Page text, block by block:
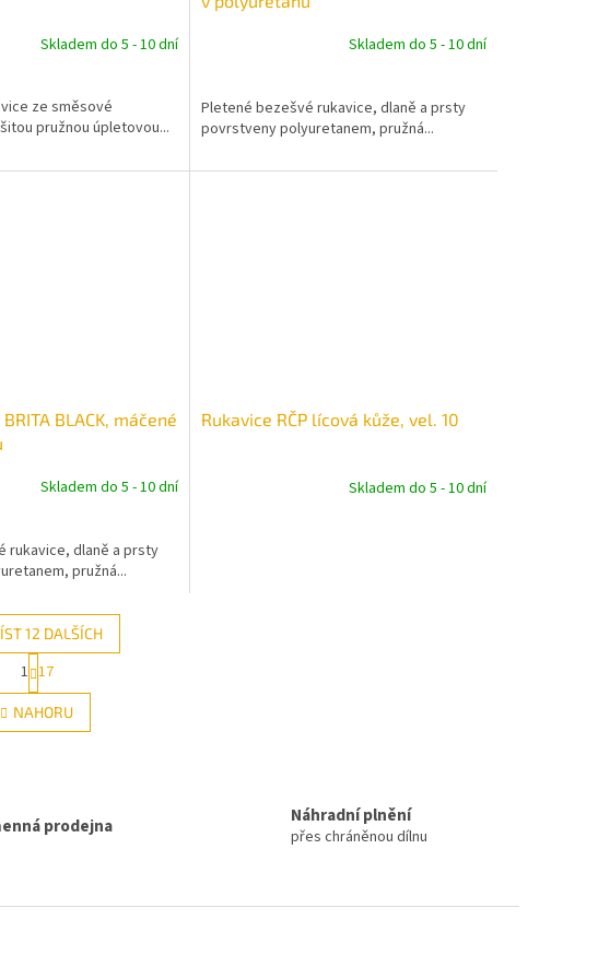
Skladem do 5 - 10 dní
ze směsové
pružnou úpletovou...
Skladem do 5 - 10 dní
Pletené bezešvé rukavice, dlaně a prsty
povrstveny polyuretanem, pružná...
BLACK, máčené
Skladem do 5 - 10 dní
rukavice, dlaně a prsty
pružná...
Rukavice RČP lícová kůže, vel. 10
Skladem do 5 - 10 dní
O
v
l
í
k
12 DALŠÍCH
S
t
r
á
n
n
1 17
NAHORU
prodejna Náhradní plnění
přes chráněnou dílnu